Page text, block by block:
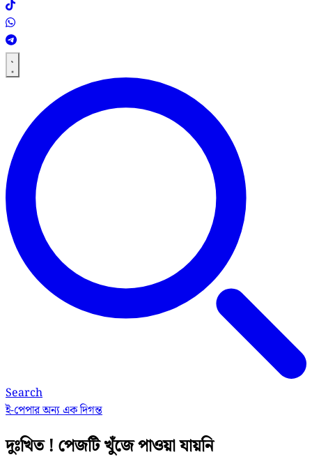
Search
ই-পেপারঅন্য এক দিগন্ত
দুঃখিত ! পেজটি খুঁজে পাওয়া যায়নি